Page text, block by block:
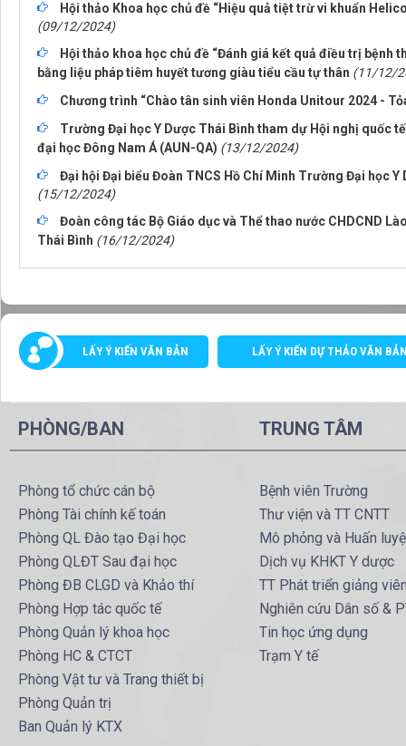
Hội thảo Khoa học chủ đề “Hiệu quả tiệt trừ vi khuẩn
(09/12/2024)
Hội thảo khoa học chủ đề “Đánh giá kết quả điều trị bệnh
bằng liệu pháp tiêm huyết tương giàu tiểu cầu tự thân (11/12/
Chương trình “Chào tân sinh viên Honda Unitour 2024 -
Trường Đại học Y Dược Thái Bình tham dự Hội nghị quốc
đại học Đông Nam Á (AUN-QA) (13/12/2024)
Đại hội Đại biểu Đoàn TNCS Hồ Chí Minh Trường Đại học
(15/12/2024)
Đoàn công tác Bộ Giáo dục và Thể thao nước CHDCND
Thái Bình (16/12/2024)
LẤY Ý KIẾN VĂN BẢN LẤY Ý KIẾN DỰ THẢO VĂN
PHÒNG/BAN
Phòng tổ chức cán bộ
Phòng Tài chính kế toán
Phòng QL Đào tạo Đại học
Phòng QLĐT Sau đại học
Phòng ĐB CLGD và Khảo thí
Phòng Hợp tác quốc tế
Phòng Quản lý khoa học
Phòng HC & CTCT
Phòng Vật tư và Trang thiết bị
Phòng Quản trị
Ban Quản lý KTX
TRUNG TÂM
Bệnh viên Trường
Thư viện và TT CNTT
Mô phỏng và Huấn
Dịch vụ KHKT Y dược
TT Phát triển giảng
Nghiên cứu Dân số &
Tin học ứng dụng
Trạm Y tế